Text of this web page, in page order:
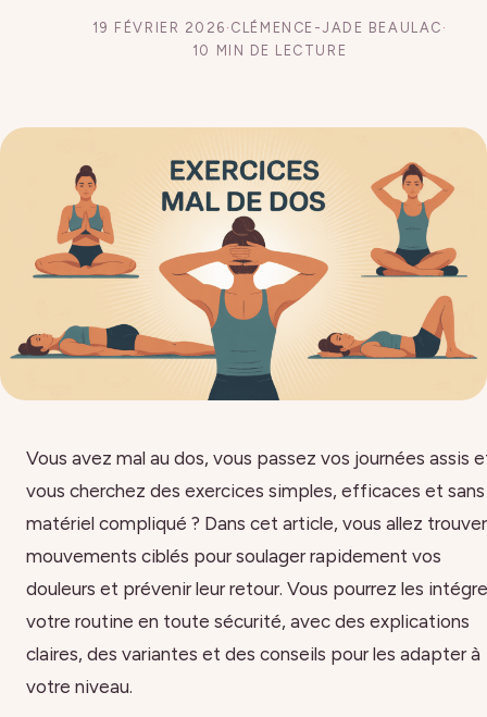
19 FÉVRIER 2026 · CLÉMENCE-JADE BEAULAC ·
10 MIN DE LECTURE
Vous avez mal au dos, vous passez vos journées assis
vous cherchez des exercices simples, efficaces et sans
matériel compliqué ? Dans cet article, vous allez
mouvements ciblés pour soulager rapidement vos
douleurs et prévenir leur retour. Vous pourrez les
votre routine en toute sécurité, avec des explications
claires, des variantes et des conseils pour les adapter à
votre niveau.